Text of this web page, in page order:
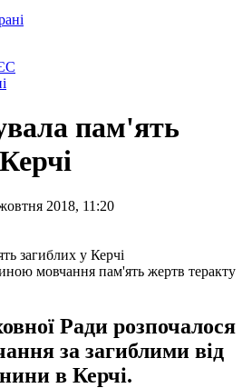
пам'ять
2018, 11:20
мовчання пам'ять жертв теракту
Ради розпочалося
за загиблими від
в Керчі.